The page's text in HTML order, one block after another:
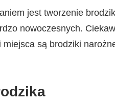
jest tworzenie
nowoczesnych.
są brodziki